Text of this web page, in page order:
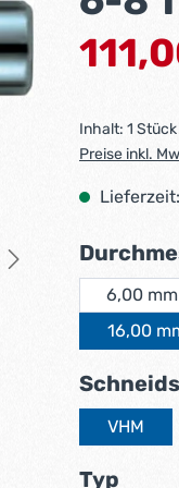
Inhalt: 1 Stück
Preise inkl.
6,00 mm
16,00
VHM
Typ